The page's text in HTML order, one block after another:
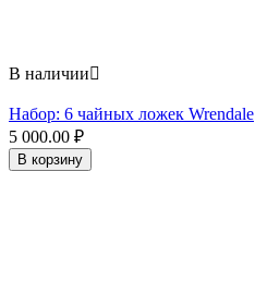
В наличии
Набор: 6 чайных ложек Wrendale
5 000.00 ₽
В корзину